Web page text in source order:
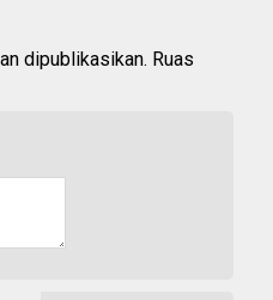
dipublikasikan. Ruas